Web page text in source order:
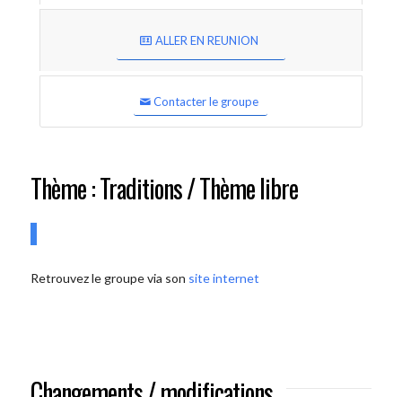
ALLER EN REUNION
Contacter le groupe
Thème : Traditions / Thème libre
Retrouvez le groupe via son site internet